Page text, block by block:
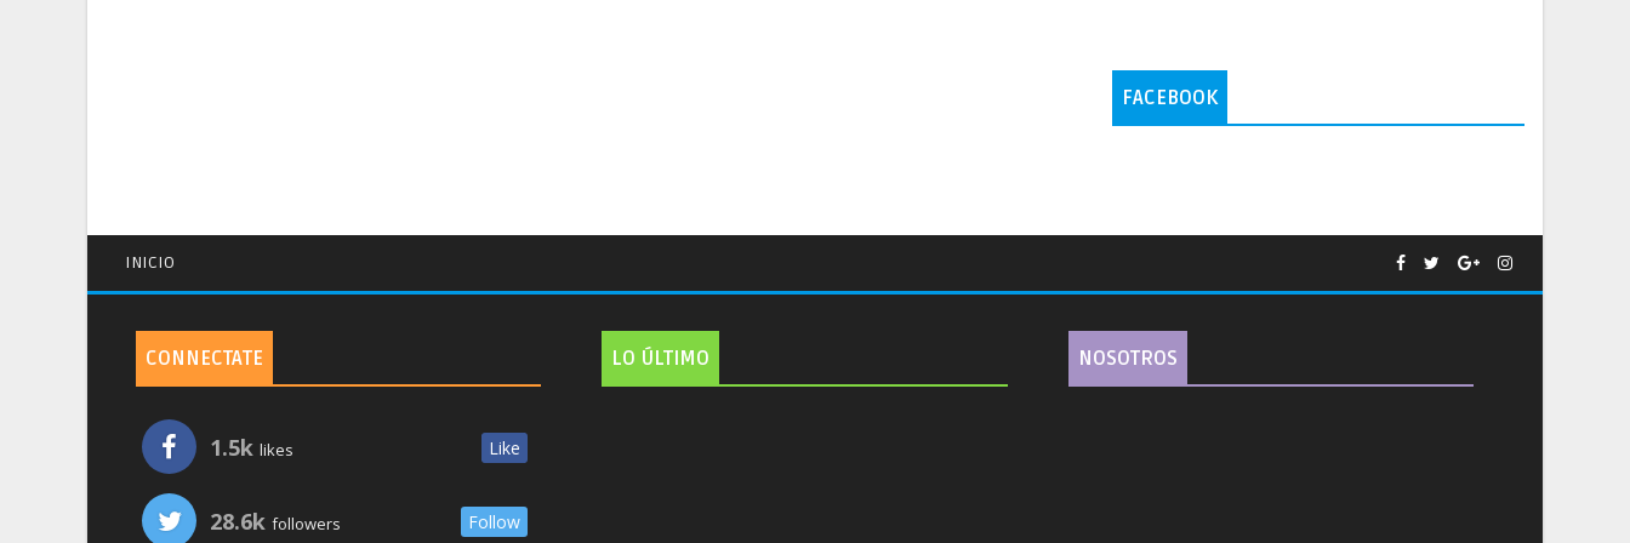
FACEBOOK
INICIO
CONNECTATE
1.5k likes Like
28.6k followers Follow
LO ÚLTIMO NOSOTROS